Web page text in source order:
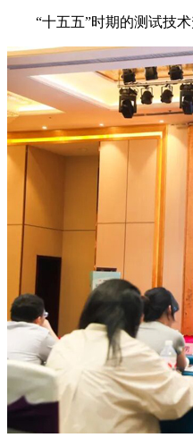
“十五五”时期的测试技